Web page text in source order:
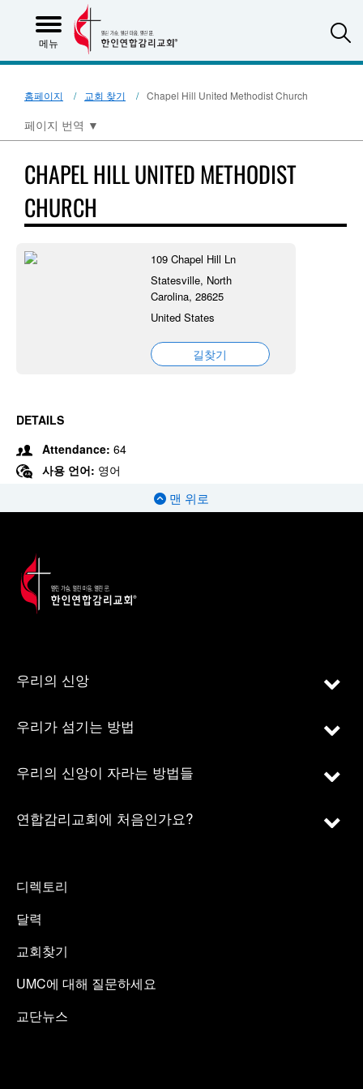
메뉴
홈페이지 교회 찾기 Chapel Hill United Methodist Church
페이지 번역 ▼
CHAPEL HILL UNITED METHODIST
CHURCH
109 Chapel Hill Ln
Statesville, North
Carolina, 28625
United States
길찾기
DETAILS
Attendance: 64
사용 언어: 영어
맨 위로
우리의 신앙
우리가 섬기는 방법
우리의 신앙이 자라는 방법들
연합감리교회에 처음인가요?
디렉토리
달력
교회찾기
UMC에 대해 질문하세요
교단뉴스